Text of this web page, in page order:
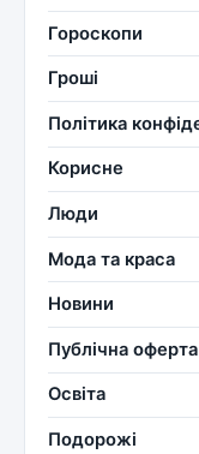
Гороскопи
Гроші
Політика
Корисне
Люди
Мода та краса
Новини
Публічна оферта
Освіта
Подорожі